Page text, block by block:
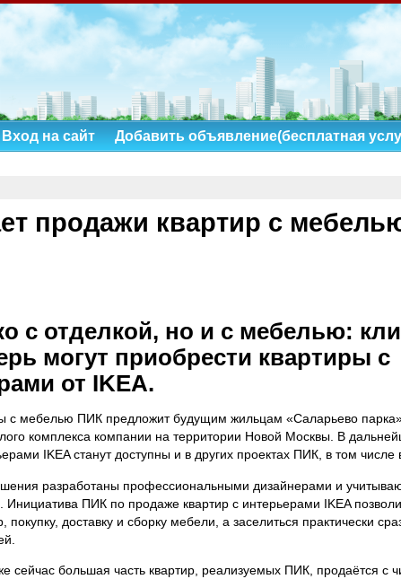
Вход на сайт Добавить объявление(бесплатная
продажи квартир с
с отделкой, но и с мебелью:
могут приобрести квартиры с
от IKEA.
с мебелью ПИК предложит будущим жильцам «Саларьево
комплекса компании на территории Новой Москвы. В
IKEA станут доступны и в других проектах ПИК, в том числе
разработаны профессиональными дизайнерами и
ПИК по продаже квартир с интерьерами IKEA
покупку, доставку и сборку мебели, а заселиться практически
большая часть квартир, реализуемых ПИК, продаётся с